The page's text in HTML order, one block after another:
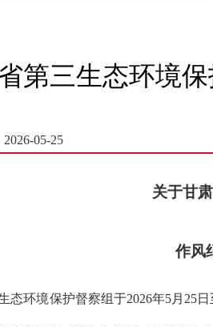
第三生态环境
05-25
关于甘
作风
态环境保护督察组于2026年5月25